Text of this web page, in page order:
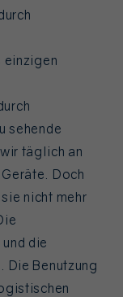
einzigen
sehende
täglich an
Doch
nicht mehr
die
Benutzung